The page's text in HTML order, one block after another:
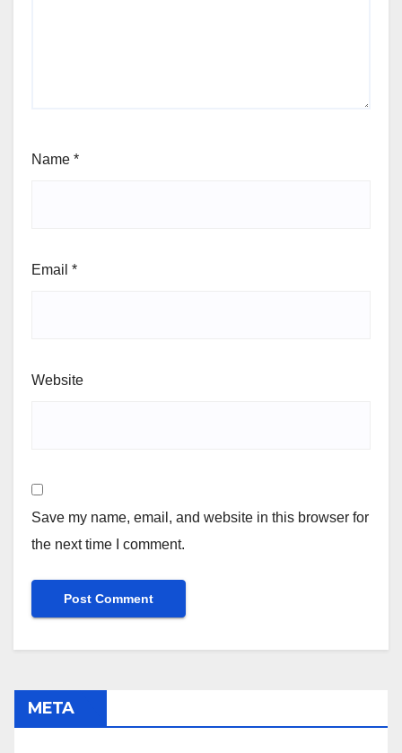
Name *
Email *
Website
Save my name, email, and website in this browser for
the next time I comment.
META